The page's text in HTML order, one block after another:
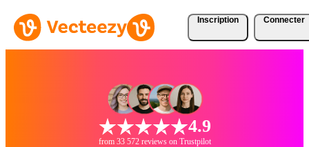
Inscription Connecter
4.9
from 33 572 reviews on Trustpilot